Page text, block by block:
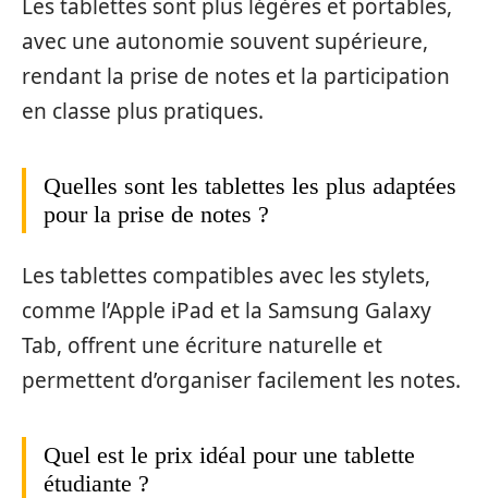
Les tablettes sont plus légères et portables,
avec une autonomie souvent supérieure,
rendant la prise de notes et la participation
en classe plus pratiques.
Quelles sont les tablettes les plus adaptées
pour la prise de notes ?
Les tablettes compatibles avec les stylets,
comme l’Apple iPad et la Samsung Galaxy
Tab, offrent une écriture naturelle et
permettent d’organiser facilement les notes.
Quel est le prix idéal pour une tablette
étudiante ?